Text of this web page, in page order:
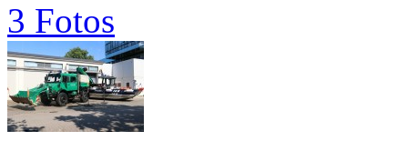
3 Fotos